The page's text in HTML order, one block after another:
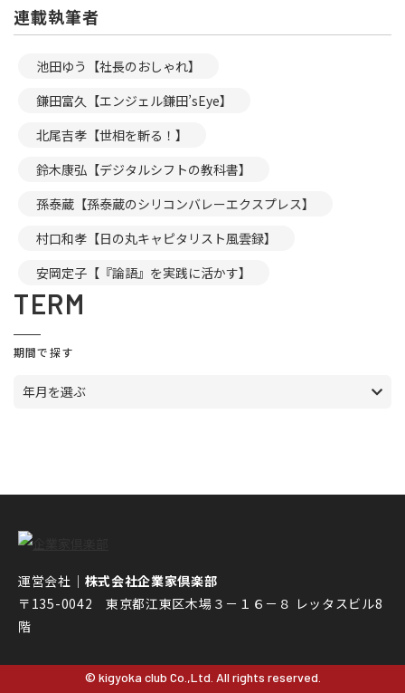
連載執筆者
池田ゆう【社長のおしゃれ】
鎌田富久【エンジェル鎌田’sEye】
北尾吉孝【世相を斬る！】
鈴木康弘【デジタルシフトの教科書】
孫泰蔵【孫泰蔵のシリコンバレーエクスプレス】
村口和孝【日の丸キャピタリスト風雲録】
安岡定子【『論語』を実践に活かす】
TERM
期間で探す
年月を選ぶ
運営会社｜ 株式会社企業家倶楽部
〒135-0042 東京都江東区木場３－１６－８ レッタスビル8
階
© kigyoka club Co.,Ltd. All rights reserved.